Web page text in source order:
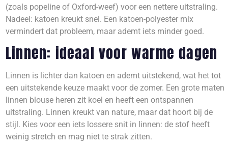
(zoals popeline of Oxford-weef) voor een nettere uitstraling.
Nadeel: katoen kreukt snel. Een katoen-polyester mix
vermindert dat probleem, maar ademt iets minder goed.
Linnen: ideaal voor warme dagen
Linnen is lichter dan katoen en ademt uitstekend, wat het tot
een uitstekende keuze maakt voor de zomer. Een grote maten
linnen blouse heren zit koel en heeft een ontspannen
uitstraling. Linnen kreukt van nature, maar dat hoort bij de
stijl. Kies voor een iets lossere snit in linnen: de stof heeft
weinig stretch en mag niet te strak zitten.